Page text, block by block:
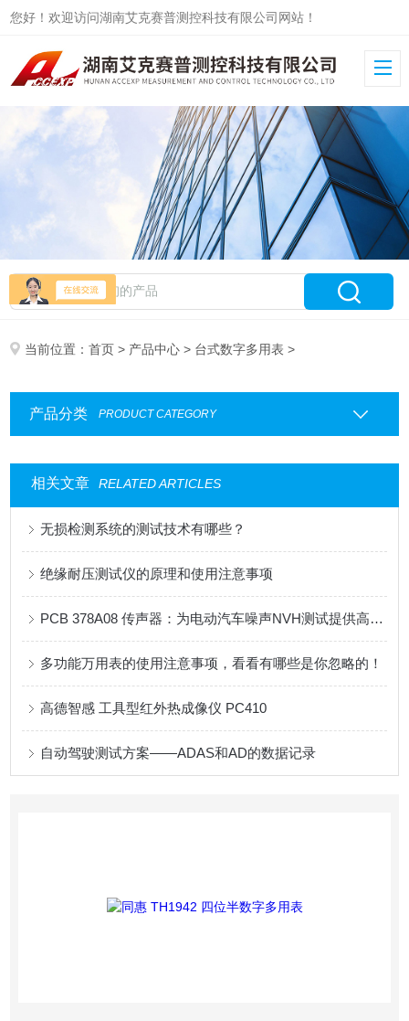
您好！欢迎访问湖南艾克赛普测控科技有限公司网站！
当前位置：首页 > 产品中心 > 台式数字多用表 >
产品分类 PRODUCT CATEGORY
相关文章 RELATED ARTICLES
无损检测系统的测试技术有哪些？
绝缘耐压测试仪的原理和使用注意事项
PCB 378A08 传声器：为电动汽车噪声NVH测试提供高精度解决方案
多功能万用表的使用注意事项，看看有哪些是你忽略的！
高德智感 工具型红外热成像仪 PC410
自动驾驶测试方案——ADAS和AD的数据记录